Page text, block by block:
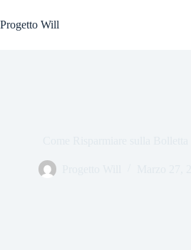
al
contenuto
Progetto Will